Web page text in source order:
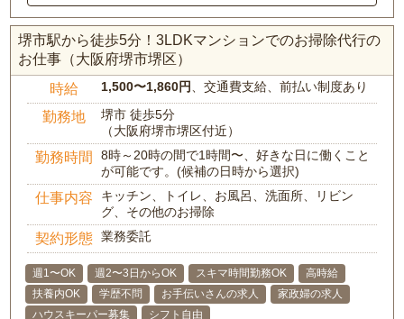
堺市駅から徒歩5分！3LDKマンションでのお掃除代行の
お仕事（大阪府堺市堺区）
時給 1,500〜1,860円 、交通費支給、前払い制度あり
勤務地
堺市 徒歩5分
（大阪府堺市堺区付近）
勤務時間
8時～20時の間で1時間〜、好きな日に働くこと
が可能です。(候補の日時から選択)
仕事内容
キッチン、トイレ、お風呂、洗面所、リビン
グ、その他のお掃除
契約形態 業務委託
週1〜OK 週2〜3日からOK スキマ時間勤務OK
高時給
扶養内OK
学歴不問 お手伝いさんの求人
家政婦の求人
ハウスキーパー募集
シフト自由